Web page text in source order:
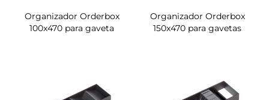
Organizador Orderbox
100x470 para gaveta
Organizador Orderbox
150x470 para gavetas